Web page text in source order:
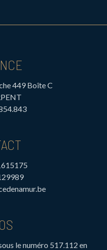
449 Boîte C
le numéro 517.112 en